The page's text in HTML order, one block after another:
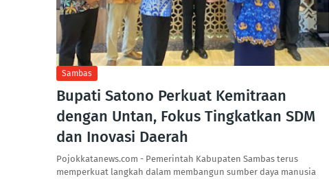
Sambas
Bupati Satono Perkuat Kemitraan
dengan Untan, Fokus Tingkatkan SDM
dan Inovasi Daerah
Pojokkatanews.com - Pemerintah Kabupaten Sambas terus
memperkuat langkah dalam membangun sumber daya manusia